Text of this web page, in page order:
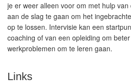
je er weer alleen voor om met hulp
aan de slag te gaan om het
op te lossen. Intervisie kan een
coaching of van een opleiding om
werkproblemen om te leren gaan.
Links